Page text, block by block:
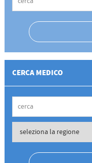
CERCA MEDICO